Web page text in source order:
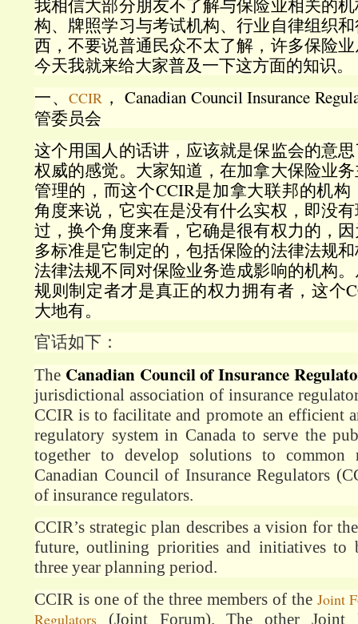
我相信大部分朋友不了解与保险业相关的
构、牌照学习与考试机构、行业自律组织
西，不要说普通民众不太了解，许多保险
今天我就来给大家普及一下这方面的知识。
一、CCIR ， Canadian Council Insurance
管委员会
这个用国人的话讲，应该就是保监会的意
权威的感觉。大家知道，在加拿大保险业
管理的，而这个CCIR是加拿大联邦的机
角度来说，它实在是没有什么实权，即没
过，换个角度来看，它确是很有权力的，
多标准是它制定的，包括保险的法律法规
法律法规不同对保险业务造成影响的机构
规则制定者才是真正的权力拥有者，这个
大地有。
官话如下：
The Canadian Council of Insurance
jurisdictional association of insurance
CCIR is to facilitate and promote an efficient
regulatory system in Canada to serve the
together to develop solutions to common
Canadian Council of Insurance Regulators
of insurance regulators.
CCIR’s strategic plan describes a vision for
future, outlining priorities and initiatives to
three year planning period.
CCIR is one of the three members of the Joint
Regulators (Joint Forum). The other Joint